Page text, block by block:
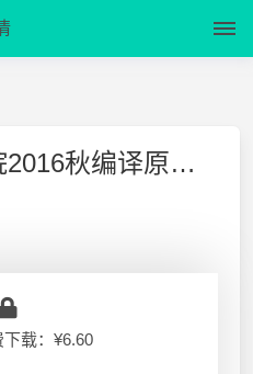
中山大学软件学院2016秋编译原理-期末试卷A【含答案】
载：¥6.60